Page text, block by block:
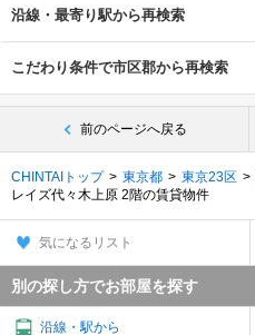
沿線・最寄り駅から再検索
こだわり条件で市区郡から再検索
前のページへ戻る
CHINTAIトップ 東京都 東京23区
レイズ代々木上原 2階の賃貸物件
気になるリスト
別の探し方でお部屋を探す
沿線・駅から